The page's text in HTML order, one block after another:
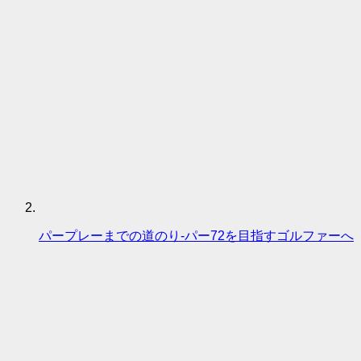
パープレーまでの道のり-パー72を目指すゴルファーへ